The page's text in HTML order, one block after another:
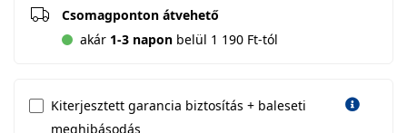
Csomagponton átvehető
akár 1-3 napon belül 1 190 Ft-tól
Kiterjesztett garancia biztosítás + baleseti
meghibásodás